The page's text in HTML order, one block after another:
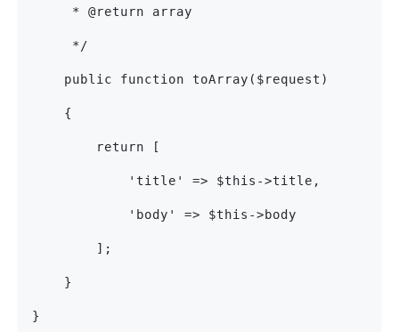
     * @return array
     */
    public function toArray($request)
    {
        return [
            'title' => $this->title,
            'body' => $this->body
        ];
    }
}